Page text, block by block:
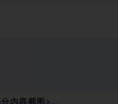
内容截图>